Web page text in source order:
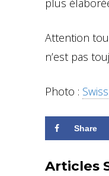
plus
Attention
n’est pas
Photo : Swiss
Share
Articles